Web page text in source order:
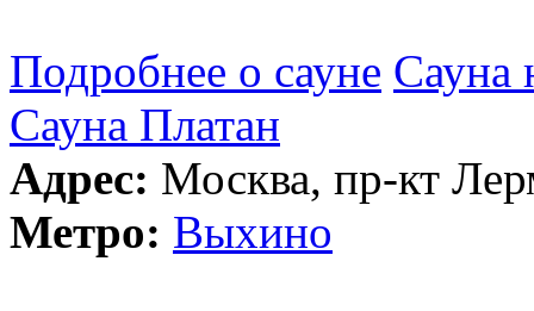
Подробнее о сауне Сауна
Сауна Платан
Адрес: Москва, пр-кт
Метро: Выхино